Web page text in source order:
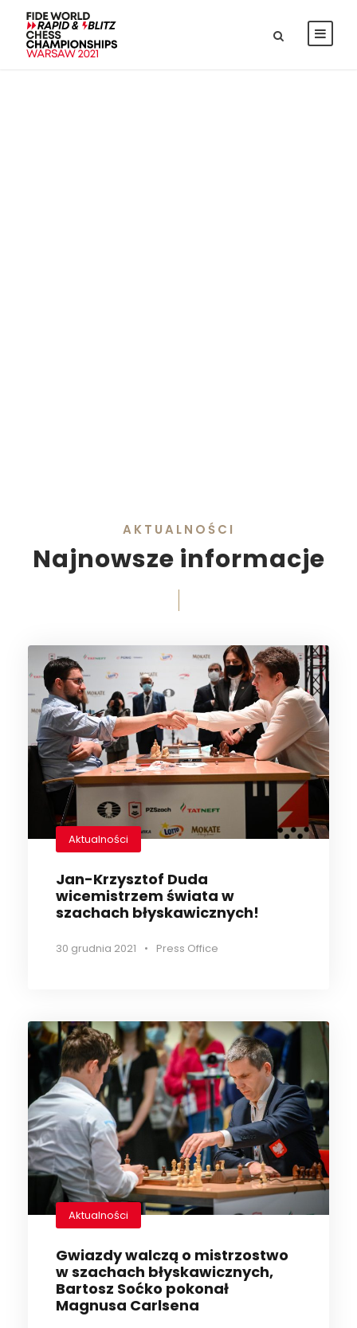
AKTUALNOŚCI
Najnowsze informacje
Aktualności
Jan-Krzysztof Duda
wicemistrzem świata w
szachach błyskawicznych!
30 grudnia 2021 • Press Office
Aktualności
Gwiazdy walczą o mistrzostwo
w szachach błyskawicznych,
Bartosz Soćko pokonał
Magnusa Carlsena